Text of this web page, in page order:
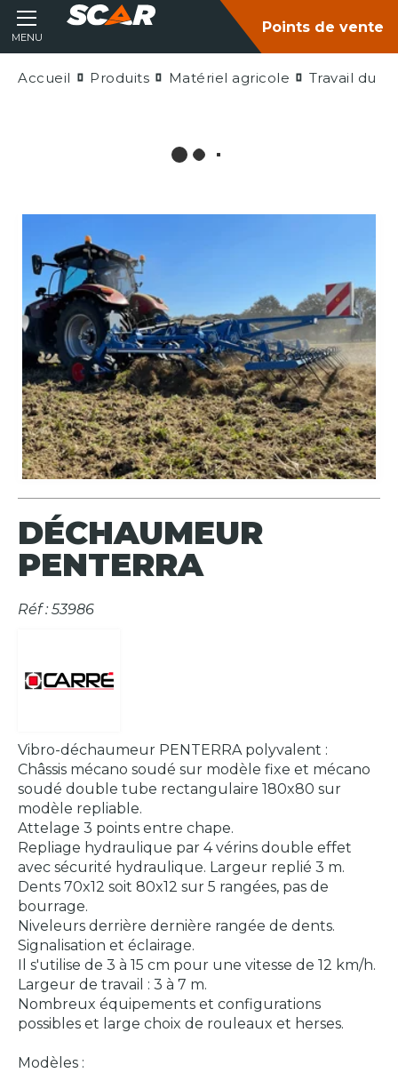
MENU
Points de vente
Accueil Produits Matériel agricole Travail du
DÉCHAUMEUR
PENTERRA
Réf : 53986
Vibro-déchaumeur PENTERRA polyvalent :
Châssis mécano soudé sur modèle fixe et mécano
soudé double tube rectangulaire 180x80 sur
modèle repliable.
Attelage 3 points entre chape.
Repliage hydraulique par 4 vérins double effet
avec sécurité hydraulique. Largeur replié 3 m.
Dents 70x12 soit 80x12 sur 5 rangées, pas de
bourrage.
Niveleurs derrière dernière rangée de dents.
Signalisation et éclairage.
Il s'utilise de 3 à 15 cm pour une vitesse de 12 km/h.
Largeur de travail : 3 à 7 m.
Nombreux équipements et configurations
possibles et large choix de rouleaux et herses.
Modèles :